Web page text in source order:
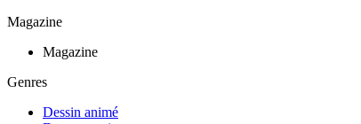
Magazine
Magazine
Genres
Dessin animé